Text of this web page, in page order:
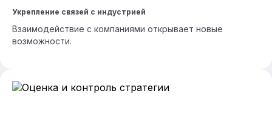
Укрепление связей с индустрией
Взаимодействие с компаниями открывает новые
возможности.